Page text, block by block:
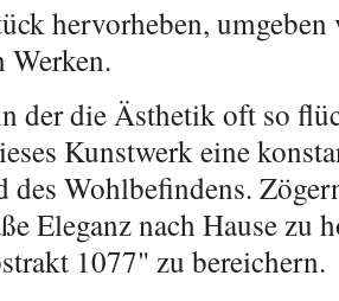
hervorheben,
Werken.
der die Ästhetik oft so
Kunstwerk eine
des Wohlbefindens.
Eleganz nach Hause zu
1077" zu bereichern.